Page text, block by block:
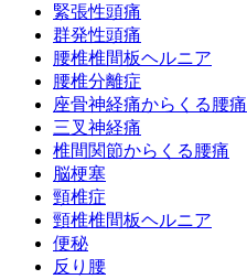
緊張性頭痛
群発性頭痛
腰椎椎間板ヘルニア
腰椎分離症
座骨神経痛からくる腰痛
三叉神経痛
椎間関節からくる腰痛
脳梗塞
頸椎症
頸椎椎間板ヘルニア
便秘
反り腰